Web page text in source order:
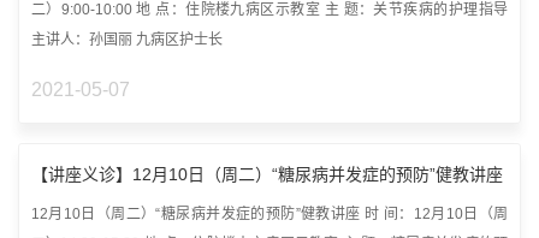
二）9:00-10:00 地 点：住院楼九病区示教室 主 题：关节疾病的护理指导
主讲人：孙国丽 九病区护士长
2021-05-07
【讲座义诊】12月10日（周二）“糖尿病并发症的预防”健教讲座
12月10日（周二）“糖尿病并发症的预防”健教讲座 时 间：12月10日（周